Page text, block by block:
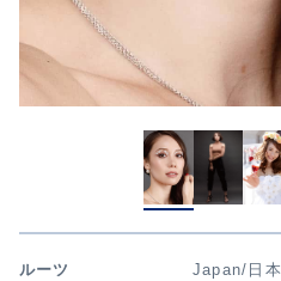
ルーツ
Japan/日本